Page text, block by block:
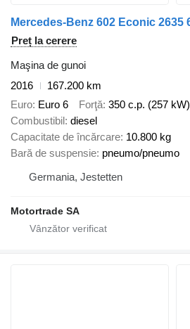
Preț la cerere
Maşina de gunoi
2016
167.200 km
Euro Euro 6 Forţă 350 c.p. (257 kW)
Combustibil diesel
Capacitate de încărcare 10.800 kg
Bară de suspensie pneumo/pneumo
Germania, Jestetten
Motortrade SA